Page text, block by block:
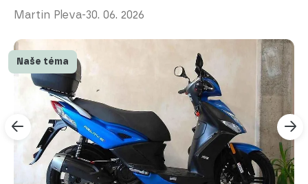
Martin Pleva-30. 06. 2026
Naše téma